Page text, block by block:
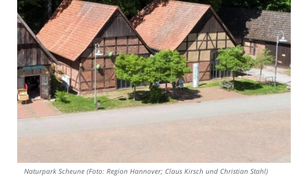
Naturpark Scheune (Foto: Region Hannover; Claus Kirsch und Christian Stahl)